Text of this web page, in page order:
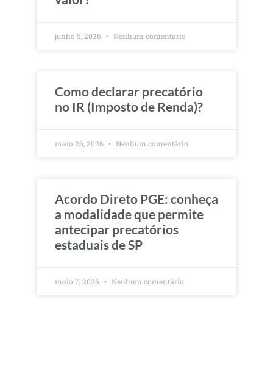
junho 9, 2026 Nenhum comentário
Como declarar precatório
no IR (Imposto de Renda)?
maio 26, 2026 Nenhum comentário
Acordo Direto PGE: conheça
a modalidade que permite
antecipar precatórios
estaduais de SP
maio 7, 2026 Nenhum comentário